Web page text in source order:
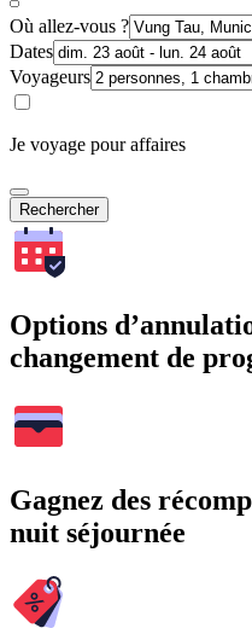
Où allez-vous ?
Dates
Voyageurs
Je voyage pour affaires
Rechercher
Options
changement de
Gagnez des
nuit séjournée